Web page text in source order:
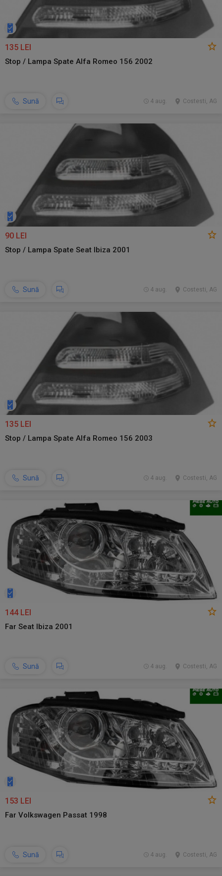
135 LEI
Stop / Lampa Spate Alfa Romeo 156 2002
Sună Costesti, AG
4 aug.
90 LEI
Stop / Lampa Spate Seat Ibiza 2001
Sună Costesti, AG
4 aug.
135 LEI
Stop / Lampa Spate Alfa Romeo 156 2003
Sună Costesti, AG
4 aug.
144 LEI
Far Seat Ibiza 2001
Sună Costesti, AG
4 aug.
153 LEI
Far Volkswagen Passat 1998
Sună Costesti, AG
4 aug.